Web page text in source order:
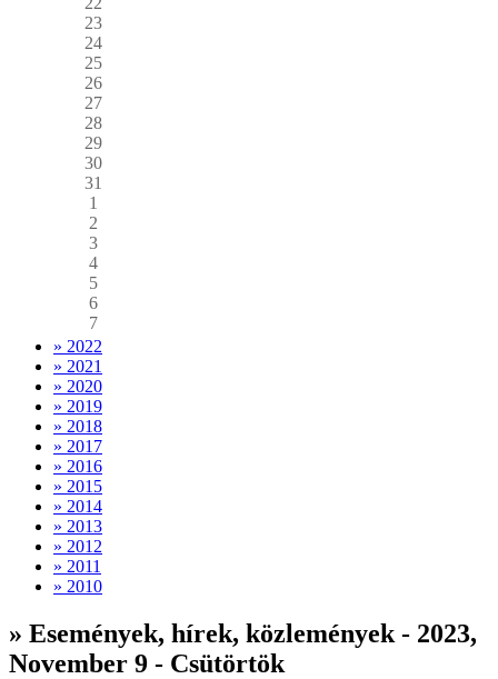
23
24
25
26
27
28
29
30
31
1
2
3
4
5
6
7
» 2022
» 2021
» 2020
» 2019
» 2018
» 2017
» 2016
» 2015
» 2014
» 2013
» 2012
» 2011
» 2010
» Események, hírek, közlemények - 2023,
November 9 - Csütörtök